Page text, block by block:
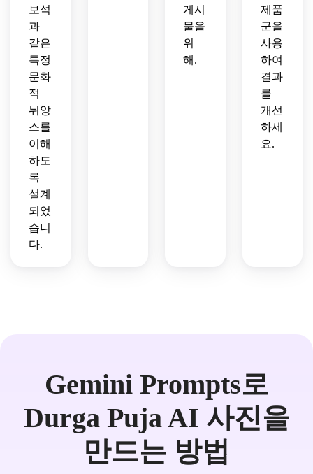
보석
과
같은
특정
문화
적
뉘앙
스를
이해
하도
록
설계
되었
습니
다.
게시
물을
위
해.
제품
군을
사용
하여
결과
를
개선
하세
요.
Gemini Prompts로
Durga Puja AI 사진을
만드는 방법